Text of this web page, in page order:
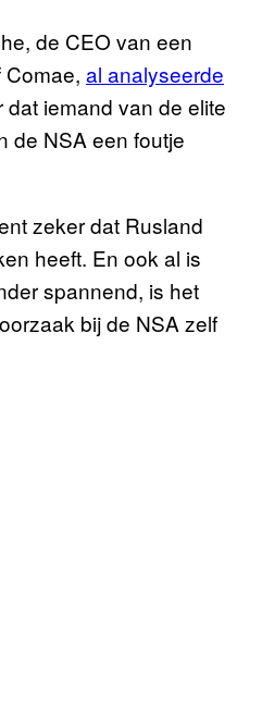
de CEO van een
al analyseerde
iemand van de elite
de NSA een foutje
zeker dat Rusland
heeft. En ook al is
spannend, is het
bij de NSA zelf